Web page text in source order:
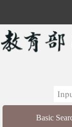
Basic